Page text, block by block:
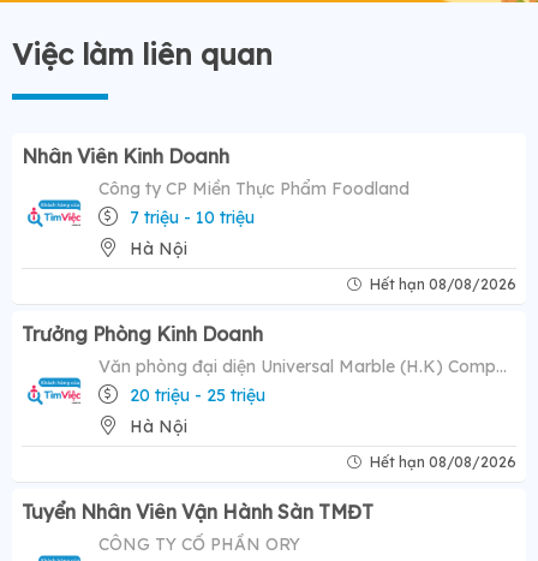
Việc làm liên quan
Nhân Viên Kinh Doanh
Công ty CP Miền Thực Phẩm Foodland
7 triệu - 10 triệu
Hà Nội
Hết hạn 08/08/2026
Trưởng Phòng Kinh Doanh
Văn phòng đại diện Universal Marble (H.K) Company Limited
20 triệu - 25 triệu
Hà Nội
Hết hạn 08/08/2026
Tuyển Nhân Viên Vận Hành Sàn TMĐT
CÔNG TY CỔ PHẦN ORY